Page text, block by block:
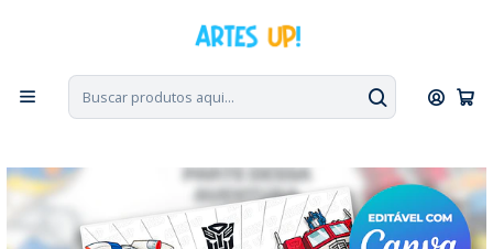
Escolha seu idioma. Change the language. Cambia el
Início Convites Digitais Aniversário Convites sem Foto
Convite Digital Aniversário Transformers